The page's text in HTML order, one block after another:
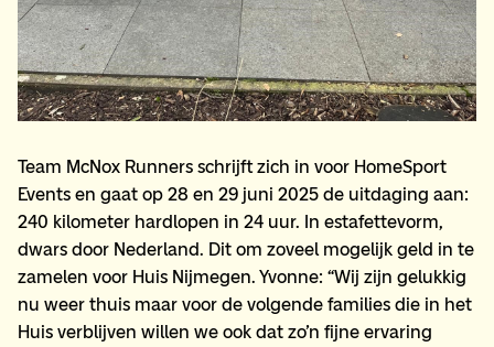
Team McNox Runners schrijft zich in voor HomeSport
Events en gaat op 28 en 29 juni 2025 de uitdaging aan:
240 kilometer hardlopen in 24 uur. In estafettevorm,
dwars door Nederland. Dit om zoveel mogelijk geld in te
zamelen voor Huis Nijmegen. Yvonne: “Wij zijn gelukkig
nu weer thuis maar voor de volgende families die in het
Huis verblijven willen we ook dat zo’n fijne ervaring